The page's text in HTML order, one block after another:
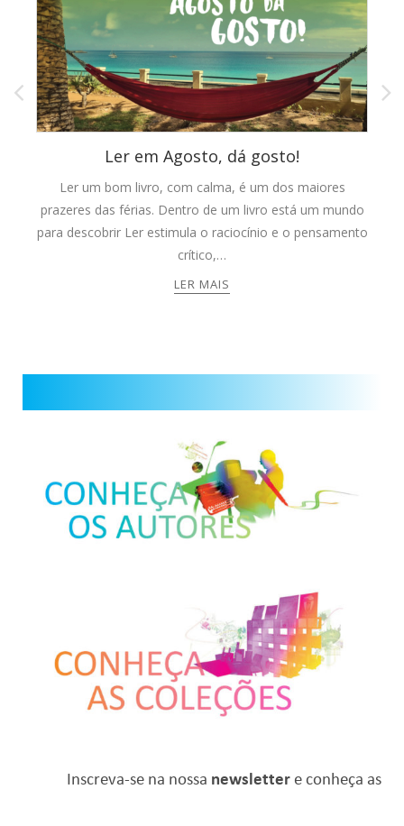
Ler em Agosto, dá gosto!
Ler um bom livro, com calma, é um dos maiores
prazeres das férias. Dentro de um livro está um mundo
para descobrir Ler estimula o raciocínio e o pensamento
crítico,…
LER MAIS
Inscreva-se na nossa newsletter e conheça as